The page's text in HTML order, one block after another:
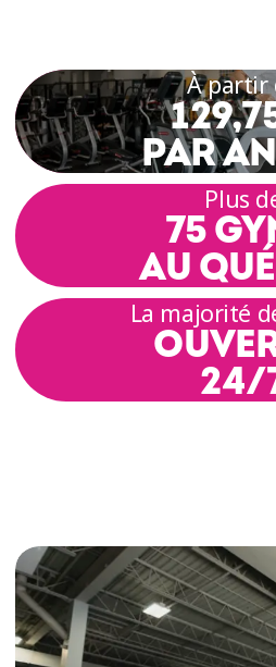
À partir
PAR
Plus
75
AU
La majorité
24/